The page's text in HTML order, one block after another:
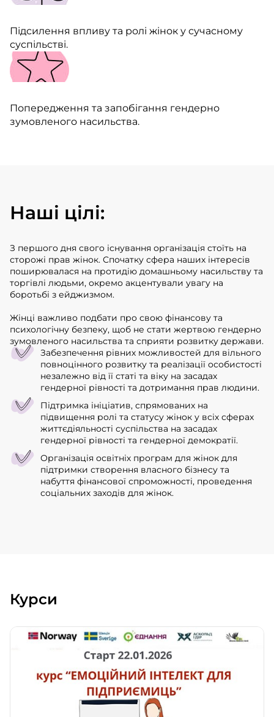
Підсилення впливу та ролі жінок у сучасному
суспільстві.
Попередження та запобігання гендерно
зумовленого насильства.
Наші цілі:
З першого дня свого існування організація стоїть на
сторожі прав жінок. Спочатку сфера наших інтересів
поширювалася на протидію домашньому насильству та
торгівлі людьми, окремо акцентували увагу на
боротьбі з ейджизмом.
Жінці важливо подбати про свою фінансову та
психологічну безпеку, щоб не стати жертвою гендерно
зумовленого насильства та сприяти розвитку держави.
Забезпечення рівних можливостей для вільного
повноцінного розвитку та реалізації особистості
незалежно від її статі та віку на засадах
гендерної рівності та дотримання прав людини.
Підтримка ініціатив, спрямованих на
підвищення ролі та статусу жінок у всіх сферах
життєдіяльності суспільства на засадах
гендерної рівності та гендерної демократії.
Організація освітніх програм для жінок для
підтримки створення власного бізнесу та
набуття фінансової спроможності, проведення
соціальних заходів для жінок.
Курси